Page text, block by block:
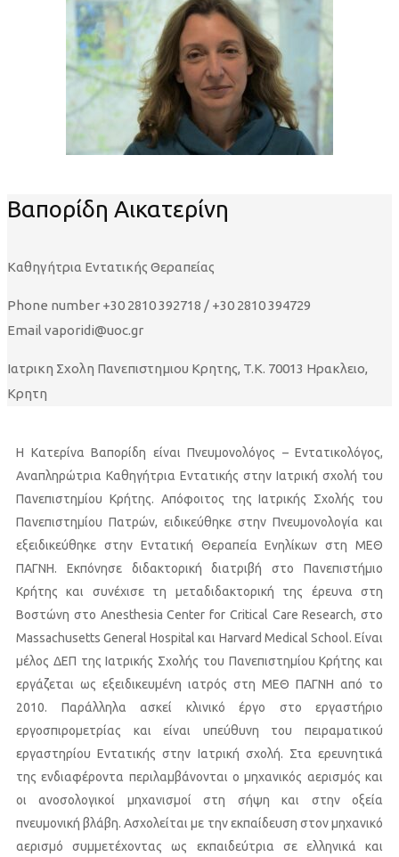
Βαπορίδη Αικατερίνη
Kαθηγήτρια Εντατικής Θεραπείας
Phone number +30 2810 392718 / +30 2810 394729
Email vaporidi@uoc.gr
Ιατρικη Σχολη Πανεπιστημιου Κρητης, T.K. 70013 Ηρακλειο,
Κρητη
Η Κατερίνα Βαπορίδη είναι Πνευμονολόγος – Εντατικολόγος,
Αναπληρώτρια Καθηγήτρια Εντατικής στην Ιατρική σχολή του
Πανεπιστημίου Κρήτης. Απόφοιτος της Ιατρικής Σχολής του
Πανεπιστημίου Πατρών, ειδικεύθηκε στην Πνευμονολογία και
εξειδικεύθηκε στην Εντατική Θεραπεία Ενηλίκων στη ΜΕΘ
ΠΑΓΝΗ. Εκπόνησε διδακτορική διατριβή στο Πανεπιστήμιο
Κρήτης και συνέχισε τη μεταδιδακτορική της έρευνα στη
Βοστώνη στο Anesthesia Center for Critical Care Research, στο
Massachusetts General Hospital και Harvard Medical School. Είναι
μέλος ΔΕΠ της Ιατρικής Σχολής του Πανεπιστημίου Κρήτης και
εργάζεται ως εξειδικευμένη ιατρός στη ΜΕΘ ΠΑΓΝΗ από το
2010. Παράλληλα ασκεί κλινικό έργο στο εργαστήριο
εργοσπιρομετρίας και είναι υπεύθυνη του πειραματικού
εργαστηρίου Εντατικής στην Ιατρική σχολή. Στα ερευνητικά
της ενδιαφέροντα περιλαμβάνονται ο μηχανικός αερισμός και
οι ανοσολογικοί μηχανισμοί στη σήψη και στην οξεία
πνευμονική βλάβη. Ασχολείται με την εκπαίδευση στον μηχανικό
αερισμό συμμετέχοντας ως εκπαιδεύτρια σε ελληνικά και